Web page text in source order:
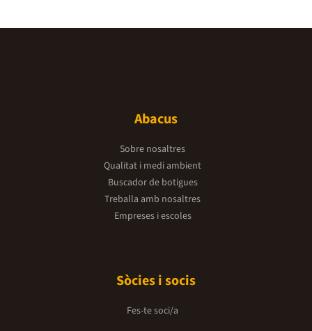
Abacus
Sobre nosaltres
Qualitat i medi ambient
Buscador de botigues
Treballa amb nosaltres
Empreses i escoles
Sòcies i socis
Fes-te soci/a